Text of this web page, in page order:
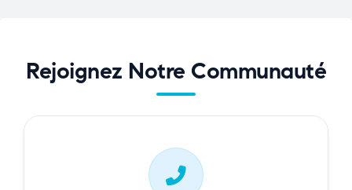
Rejoignez Notre Communauté